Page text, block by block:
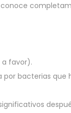
a favor).
bacterias que